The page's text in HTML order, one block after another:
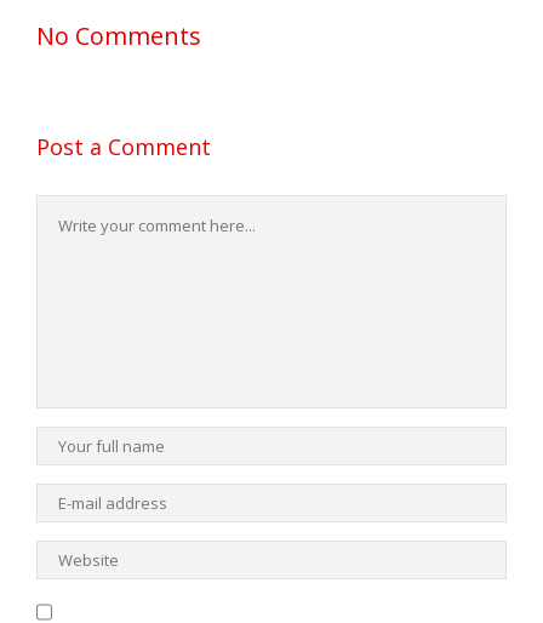
No Comments
Post a Comment